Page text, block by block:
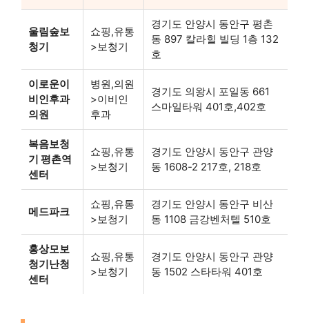
울림숲보
청기
쇼핑,유통
>보청기
경기도 안양시 동안구 평촌
동 897 칼라힐 빌딩 1층 132
호
이로운이
비인후과
의원
병원,의원
>이비인
후과
경기도 의왕시 포일동 661
스마일타워 401호,402호
복음보청
기 평촌역
센터
쇼핑,유통
>보청기
경기도 안양시 동안구 관양
동 1608-2 217호, 218호
메드파크
쇼핑,유통
>보청기
경기도 안양시 동안구 비산
동 1108 금강벤처텔 510호
홍상모보
청기난청
센터
쇼핑,유통
>보청기
경기도 안양시 동안구 관양
동 1502 스타타워 401호